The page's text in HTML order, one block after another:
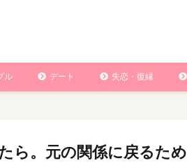
ル デート 失恋・復縁
ら。元の関係に戻るため